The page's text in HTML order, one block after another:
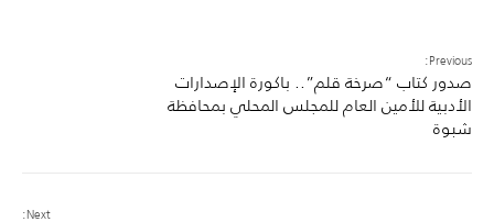
Previous:
صدور كتاب “صرخة قلم”.. باكورة الإصدارات
الأدبية للأمين العام للمجلس المحلي بمحافظة
شبوة
Next: